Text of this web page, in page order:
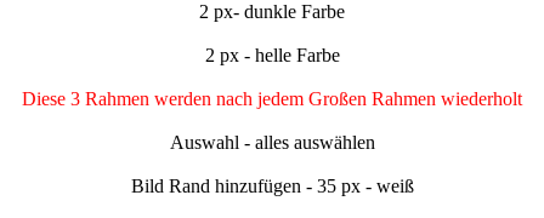
2 px- dunkle Farbe
2 px - helle Farbe
Diese 3 Rahmen werden nach jedem Großen Rahmen wiederholt
Auswahl - alles auswählen
Bild Rand hinzufügen - 35 px - weiß